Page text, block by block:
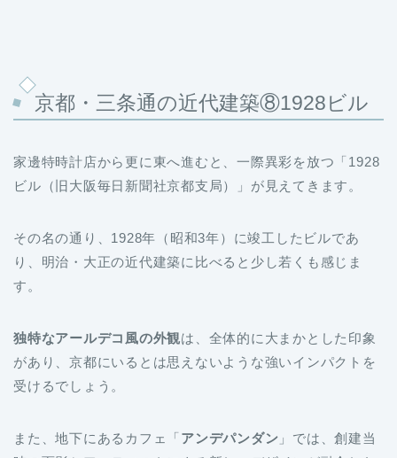
京都・三条通の近代建築⑧1928ビル
家邊特時計店から更に東へ進むと、一際異彩を放つ「1928
ビル（旧大阪毎日新聞社京都支局）」が見えてきます。
その名の通り、1928年（昭和3年）に竣工したビルであ
り、明治・大正の近代建築に比べると少し若くも感じま
す。
独特なアールデコ風の外観は、全体的に大まかとした印象
があり、京都にいるとは思えないような強いインパクトを
受けるでしょう。
また、地下にあるカフェ「アンデパンダン 」では、創建当